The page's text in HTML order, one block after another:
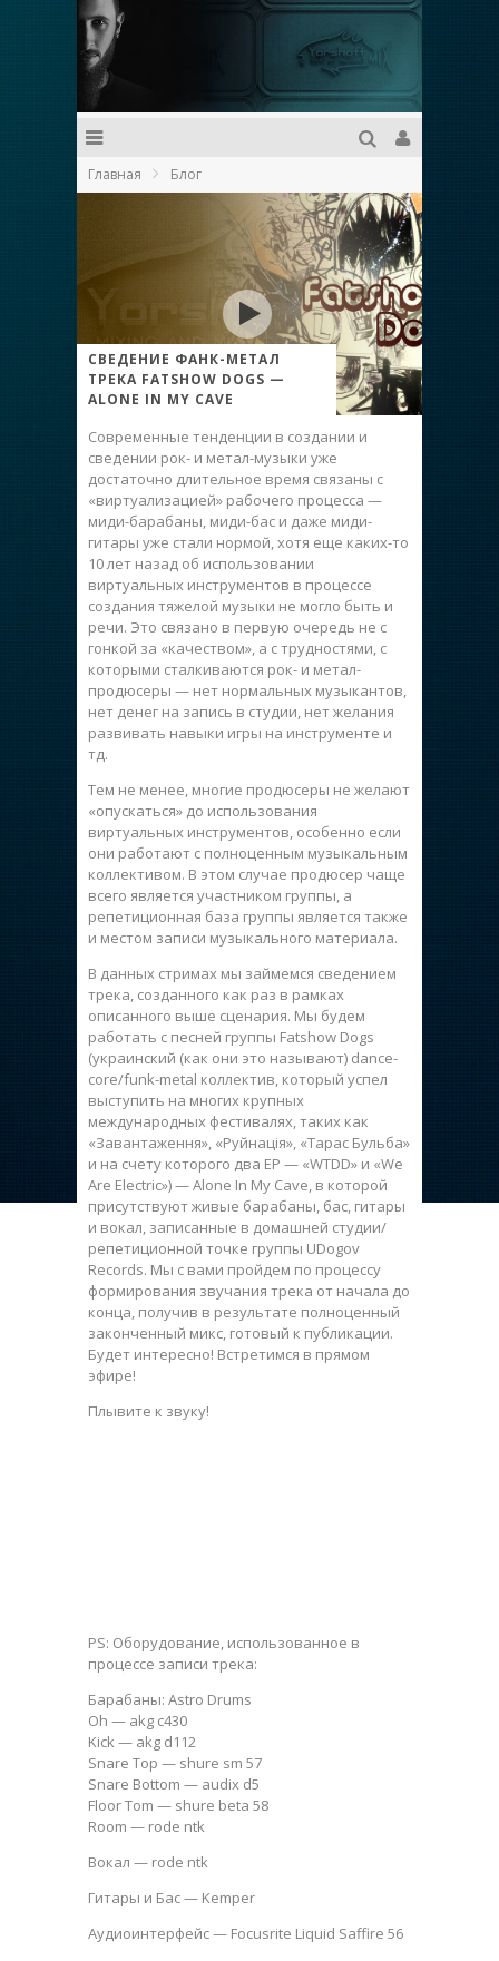
Главная Блог
СВЕДЕНИЕ ФАНК-МЕТАЛ
ТРЕКА FATSHOW DOGS —
ALONE IN MY CAVE
Современные тенденции в создании и
сведении рок- и метал-музыки уже
достаточно длительное время связаны с
«виртуализацией» рабочего процесса —
миди-барабаны, миди-бас и даже миди-
гитары уже стали нормой, хотя еще каких-то
10 лет назад об использовании
виртуальных инструментов в процессе
создания тяжелой музыки не могло быть и
речи. Это связано в первую очередь не с
гонкой за «качеством», а с трудностями, с
которыми сталкиваются рок- и метал-
продюсеры — нет нормальных музыкантов,
нет денег на запись в студии, нет желания
развивать навыки игры на инструменте и
тд.
Тем не менее, многие продюсеры не желают
«опускаться» до использования
виртуальных инструментов, особенно если
они работают с полноценным музыкальным
коллективом. В этом случае продюсер чаще
всего является участником группы, а
репетиционная база группы является также
и местом записи музыкального материала.
В данных стримах мы займемся сведением
трека, созданного как раз в рамках
описанного выше сценария. Мы будем
работать с песней группы Fatshow Dogs
(украинский (как они это называют) dance-
core/funk-metal коллектив, который успел
выступить на многих крупных
международных фестивалях, таких как
«Завантаження», «Руйнація», «Тарас Бульба»
и на счету которого два EР — «WTDD» и «We
Are Electric») — Alone In My Cave, в которой
присутствуют живые барабаны, бас, гитары
и вокал, записанные в домашней студии/
репетиционной точке группы UDogov
Records. Мы с вами пройдем по процессу
формирования звучания трека от начала до
конца, получив в результате полноценный
законченный микс, готовый к публикации.
Будет интересно! Встретимся в прямом
эфире!
Плывите к звуку!
PS: Оборудование, использованное в
процессе записи трека:
Барабаны: Astro Drums
Oh — akg c430
Kick — akg d112
Snare Top — shure sm 57
Snare Bottom — audix d5
Floor Tom — shure beta 58
Room — rode ntk
Вокал — rode ntk
Гитары и Бас — Kemper
Аудиоинтерфейс — Focusrite Liquid Saffire 56